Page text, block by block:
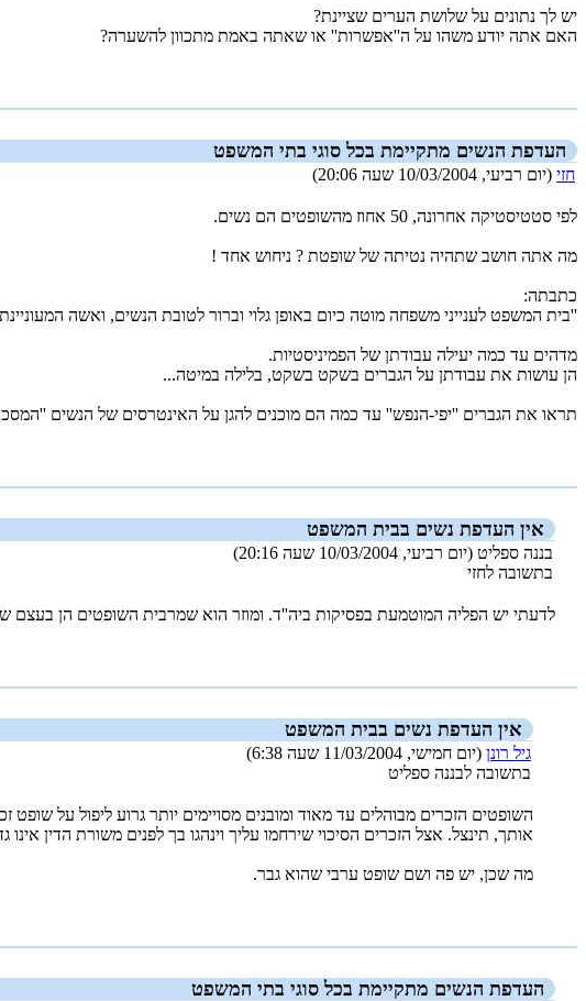
יש לך נתונים על שלושת הערים שציינת?
האם אתה יודע משהו על ה''אפשרות'' או שאתה באמת מתכוון להשערה?
העדפת הנשים מתקיימת בכל סוגי בתי המשפט
חזי (יום רביעי, 10/03/2004 שעה 20:06)
לפי סטטיסטיקה אחרונה, 50 אחוז מהשופטים הם נשים.
מה אתה חושב שתהיה נטיתה של שופטת ? ניחוש אחד !
כתבתה:
''בית המשפט לענייני משפחה מוטה כיום באופן גלוי וברור לטובת הנשים, ואשה
מדהים עד כמה יעילה עבודתן של הפמיניסטיות.
הן עושות את עבודתן על הגברים בשקט בשקט, בלילה במיטה...
תראו את הגברים ''יפי-הנפש'' עד כמה הם מוכנים להגן על האינטרסים של הנשים
אין העדפת נשים בבית המשפט
בננה ספליט (יום רביעי, 10/03/2004 שעה 20:16)
בתשובה לחזי
לדעתי יש הפליה המוטמעת בפסיקות ביה''ד. ומוזר הוא שמרבית השופטים הן בעצם
אין העדפת נשים בבית המשפט
גיל רונן (יום חמישי, 11/03/2004 שעה 6:38)
בתשובה לבננה ספליט
השופטים הזכרים מבוהלים עד מאוד ומובנים מסויימים יותר גרוע ליפול על
אותך, תינצל. אצל הזכרים הסיכוי שירחמו עליך וינהגו בך לפנים משורת הדין אינו
מה שכן, יש פה ושם שופט ערבי שהוא גבר.
העדפת הנשים מתקיימת בכל סוגי בתי המשפט